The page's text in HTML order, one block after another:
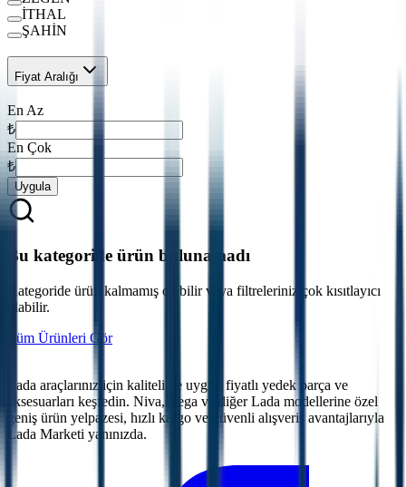
İTHAL
ŞAHİN
Fiyat Aralığı
En Az
₺
En Çok
₺
Uygula
Bu kategoride ürün bulunamadı
Kategoride ürün kalmamış olabilir veya filtreleriniz çok kısıtlayıcı
olabilir.
Tüm Ürünleri Gör
Lada araçlarınız için kaliteli ve uygun fiyatlı yedek parça ve
aksesuarları keşfedin. Niva, Vega ve diğer Lada modellerine özel
geniş ürün yelpazesi, hızlı kargo ve güvenli alışveriş avantajlarıyla
Lada Marketi yanınızda.